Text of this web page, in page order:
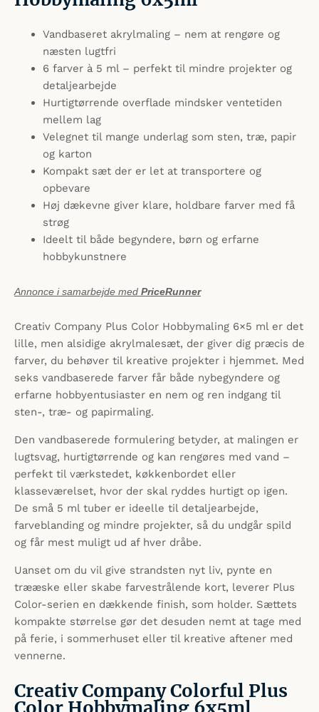
Vandbaseret akrylmaling – nem at rengøre og
næsten lugtfri
6 farver à 5 ml – perfekt til mindre projekter og
detaljearbejde
Hurtigtørrende overflade mindsker ventetiden
mellem lag
Velegnet til mange underlag som sten, træ, papir
og karton
Kompakt sæt der er let at transportere og
opbevare
Høj dækevne giver klare, holdbare farver med få
strøg
Ideelt til både begyndere, børn og erfarne
hobbykunstnere
Annonce i samarbejde med PriceRunner
Creativ Company Plus Color Hobbymaling 6×5 ml er det
lille, men alsidige akrylmalesæt, der giver dig præcis de
farver, du behøver til kreative projekter i hjemmet. Med
seks vandbaserede farver får både nybegyndere og
erfarne hobbyentusiaster en nem og ren indgang til
sten-, træ- og papirmaling.
Den vandbaserede formulering betyder, at malingen er
lugtsvag, hurtigtørrende og kan rengøres med vand –
perfekt til værkstedet, køkkenbordet eller
klasseværelset, hvor der skal ryddes hurtigt op igen.
De små 5 ml tuber er ideelle til detaljearbejde,
farveblanding og mindre projekter, så du undgår spild
og får mest muligt ud af hver dråbe.
Uanset om du vil give strandsten nyt liv, pynte en
trææske eller skabe farvestrålende kort, leverer Plus
Color-serien en dækkende finish, som holder. Sættets
kompakte størrelse gør det desuden nemt at tage med
på ferie, i sommerhuset eller til kreative aftener med
vennerne.
Creativ Company Colorful Plus